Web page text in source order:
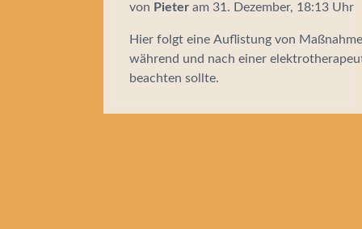
von Pieter am 31. Dezember, 18:13 Uhr
Hier folgt eine Auflistung von
während und nach einer
beachten sollte.